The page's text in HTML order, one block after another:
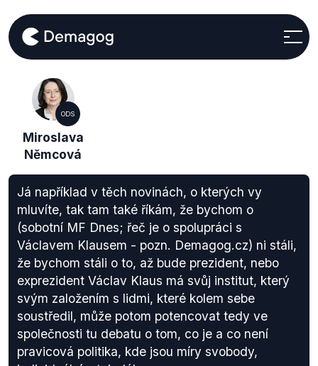
ODS
Miroslava
Němcová
Já například v těch novinách, o kterých vy
mluvíte, tak tam také říkám, že bychom o
(sobotní MF Dnes; řeč je o spolupráci s
Václavem Klausem - pozn. Demagog.cz) ni stáli,
že bychom stáli o to, až bude prezident, nebo
exprezident Václav Klaus má svůj institut, který
svým založením s lidmi, které kolem sebe
soustředil, může potom potencovat tedy ve
společnosti tu debatu o tom, co je a co není
pravicová politika, kde jsou míry svobody,